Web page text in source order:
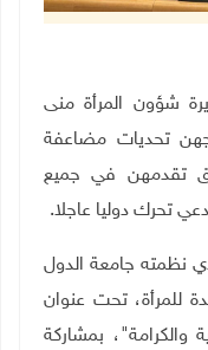
قالت وزيرة شؤون المرأة منى
تحديات مضاعفة
تقدمهن في جميع
تحرك دوليا عاجلا.
نظمته جامعة الدول
للمرأة، تحت عنوان
بمشاركة